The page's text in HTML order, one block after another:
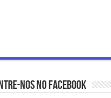
nos no Facebook